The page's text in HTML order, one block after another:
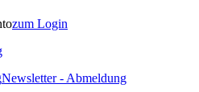
zum Login
Newsletter - Abmeldung